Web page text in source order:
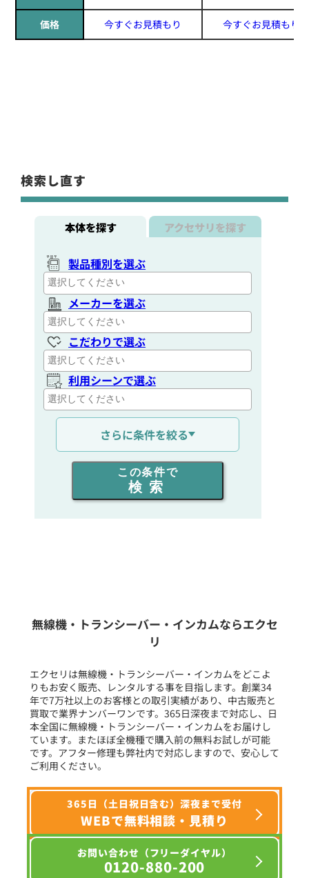
価格 今すぐお見積もり 今すぐお見積もり
検索し直す
本体を探す アクセサリを探す
製品種別を選ぶ
メーカーを選ぶ
こだわりで選ぶ
利用シーンで選ぶ
通信距離を選ぶ
出力を選ぶ
同時通話人数を選ぶ
フリーワード入力(製品名等)
選択条件をリセット
さらに条件を絞る
この条件で
検索
無線機・トランシーバー・インカムならエクセ
リ
エクセリは無線機・トランシーバー・インカムをどこよ
りもお安く販売、レンタルする事を目指します。創業34
年で7万社以上のお客様との取引実績があり、中古販売と
買取で業界ナンバーワンです。365日深夜まで対応し、日
本全国に無線機・トランシーバー・インカムをお届けし
ています。またほぼ全機種で購入前の無料お試しが可能
です。アフター修理も弊社内で対応しますので、安心して
ご利用ください。
365日（土日祝日含む）深夜まで受付
WEBで無料相談・見積り
お問い合わせ（フリーダイヤル）
0120-880-200